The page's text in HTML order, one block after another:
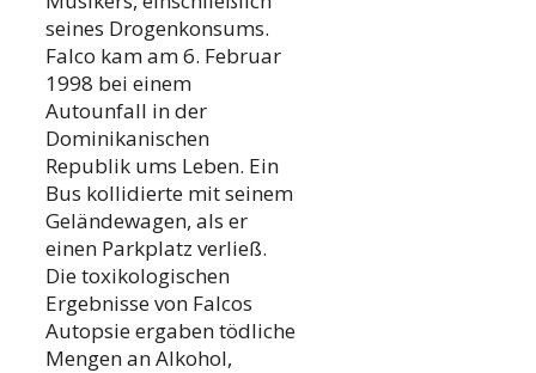
seines Drogenkonsums.
Falco kam am 6. Februar
1998 bei einem
Autounfall in der
Dominikanischen
Republik ums Leben. Ein
Bus kollidierte mit seinem
Geländewagen, als er
einen Parkplatz verließ.
Die toxikologischen
Ergebnisse von Falcos
Autopsie ergaben tödliche
Mengen an Alkohol,